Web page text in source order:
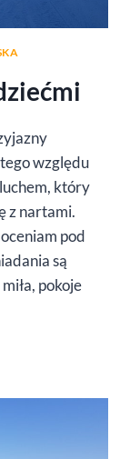
względu
który
z nartami.
pod
są
pokoje